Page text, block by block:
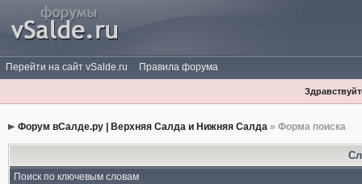
Перейти на сайт vSalde.ru Правила форума
Форум вСалде.ру | Верхняя Салда и Нижняя Салда» Форма поиска
Поиск по ключевым словам